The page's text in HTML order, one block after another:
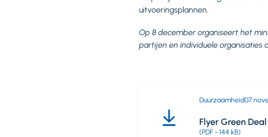
uitvoeringsplannen.
Op 8 december organiseert het
partijen en individuele organisaties
Flyer Green
(PDF - 144 kB)
Duurzaamheid07